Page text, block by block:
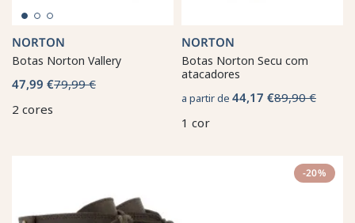
NORTON
Botas Norton Vallery
47,99 €79,99 €
2 cores
NORTON
Botas Norton Secu com
atacadores
a partir de 44,17 €89,90 €
1 cor
-20%